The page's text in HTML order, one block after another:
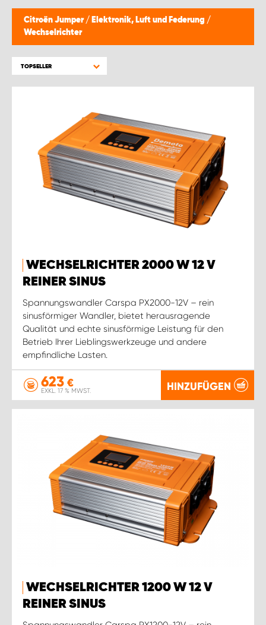
Citroën Jumper / Elektronik, Luft und Federung /
Wechselrichter
TOPSELLER
WECHSELRICHTER 2000 W 12 V
REINER SINUS
Spannungswandler Carspa PX2000-12V – rein
sinusförmiger Wandler, bietet herausragende
Qualität und echte sinusförmige Leistung für den
Betrieb Ihrer Lieblingswerkzeuge und andere
empfindliche Lasten.
623 €
EXKL. 17 % MWST. HINZUFÜGEN
WECHSELRICHTER 1200 W 12 V
REINER SINUS